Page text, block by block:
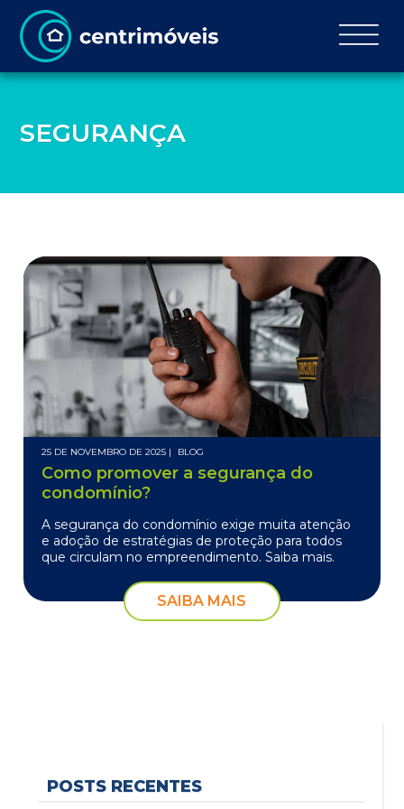
SEGURANÇA
25 DE NOVEMBRO DE 2025 | BLOG
Como promover a segurança do
condomínio?
A segurança do condomínio exige muita atenção
e adoção de estratégias de proteção para todos
que circulam no empreendimento. Saiba mais.
SAIBA MAIS
POSTS RECENTES